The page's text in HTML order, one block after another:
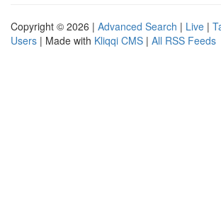
Copyright © 2026 | Advanced Search | Live |
Users | Made with Kliqqi CMS | All RSS Feeds